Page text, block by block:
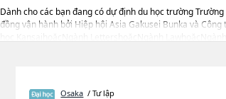
Dành cho các bạn đang có dự định du học trường
đồng vận hành bởi Hiệp hội Asia Gakusei Bunka và
học KansaihoặcNgành LettershoặcNgành
du học liên quan tới Trường Đại học Kansai thì hãy sử
trường chuyên môn đang tiếp nhận du học sinh.
Osaka / Tư lập